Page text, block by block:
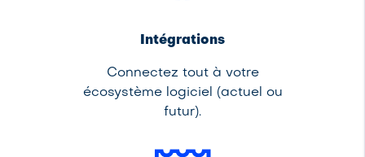
Intégrations
Connectez tout à votre
écosystème logiciel (actuel ou
futur).